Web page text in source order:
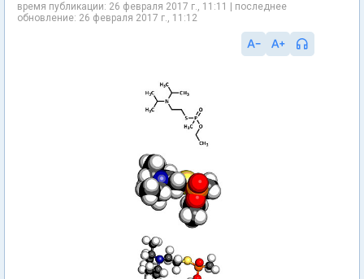
время публикации: 26 февраля 2017 г., 11:11 | последнее
обновление: 26 февраля 2017 г., 11:12